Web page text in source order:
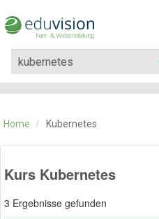
KATEGORIE
KONTAKT
Home / Kubernetes
Kurs Kubernetes
3 Ergebnisse gefunden